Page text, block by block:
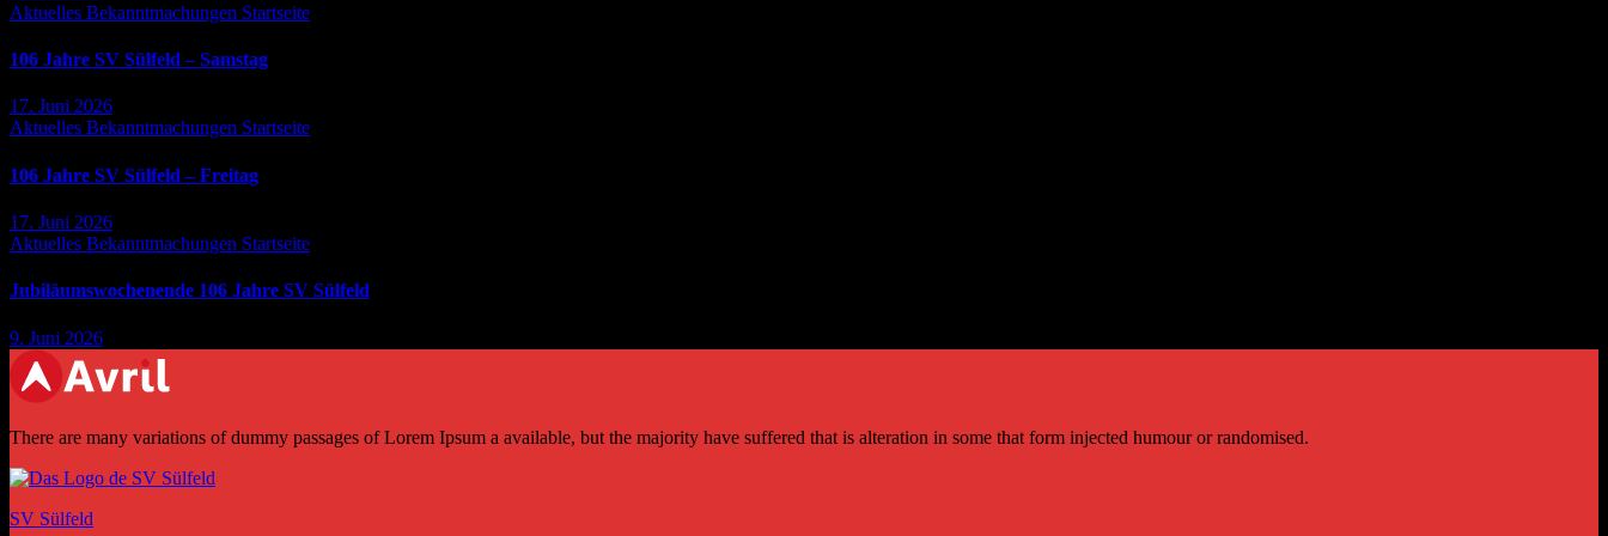
Aktuelles Bekanntmachungen Startseite
106 Jahre SV Sülfeld – Samstag
17. Juni 2026
Aktuelles Bekanntmachungen Startseite
106 Jahre SV Sülfeld – Freitag
17. Juni 2026
Aktuelles Bekanntmachungen Startseite
Jubiläumswochenende 106 Jahre SV Sülfeld
9. Juni 2026
There are many variations of dummy passages of Lorem Ipsum a available, but the majority have suffered that is alteration in some that form injected humour or randomised.
SV Sülfeld